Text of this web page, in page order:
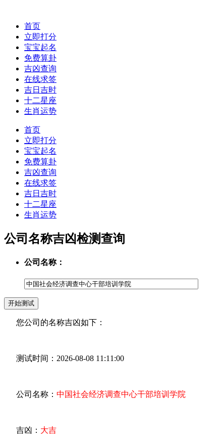
首页
立即打分
宝宝起名
免费算卦
吉凶查询
在线求签
吉日吉时
十二星座
生肖运势
首页
立即打分
宝宝起名
免费算卦
吉凶查询
在线求签
吉日吉时
十二星座
生肖运势
公司名称吉凶检测查询
公司名称：
您公司的名称吉凶如下：
测试时间：2026-08-08 11:11:00
公司名称： 中国社会经济调查中心干部培训学院
吉凶： 大吉